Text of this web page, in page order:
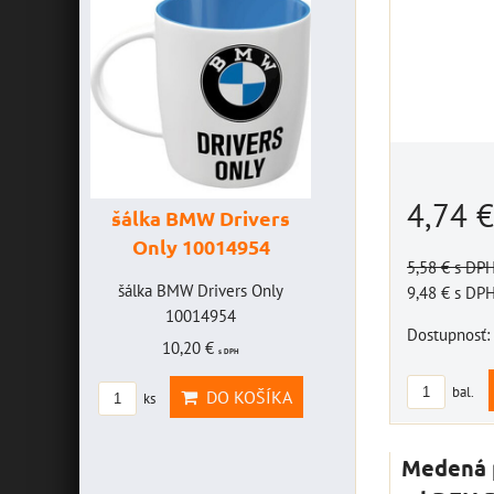
4,74 €
5,58 €s
9,48 € s DPH
Dostupnosť:
bal.
Medená
šálka BMW Drivers
Only 10014954
šálka BMW Drivers Only
10014954
10,20 € s DPH
ks DO KOŠÍKA
šálka "Yamaha
šálka "Yamaha VR46"
19,46 €
DO